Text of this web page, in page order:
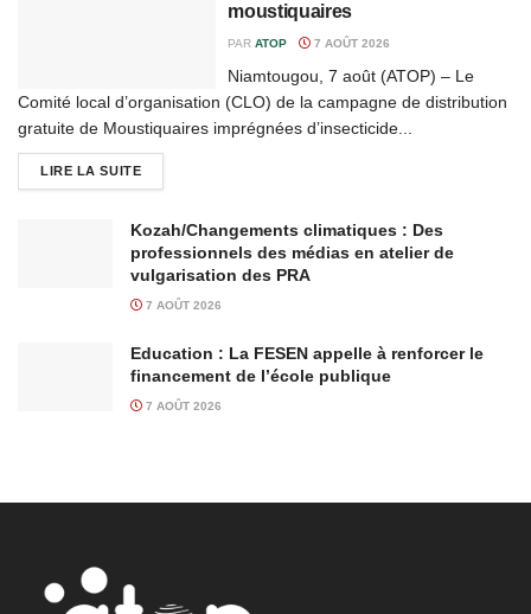
moustiquaires
PAR ATOP 7 AOÛT 2026
Niamtougou, 7 août (ATOP) – Le
Comité local d’organisation (CLO) de la campagne de distribution
gratuite de Moustiquaires imprégnées d’insecticide...
LIRE LA SUITE
Kozah/Changements climatiques : Des
professionnels des médias en atelier de
vulgarisation des PRA
7 AOÛT 2026
Education : La FESEN appelle à renforcer le
financement de l’école publique
7 AOÛT 2026